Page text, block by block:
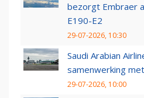
bezorgt Embraer
E190-E2
29-07-2026, 10:30
Saudi Arabian
samenwerking
29-07-2026, 10:00